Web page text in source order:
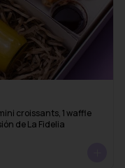
croissants, 1 waffle
de La Fidelia